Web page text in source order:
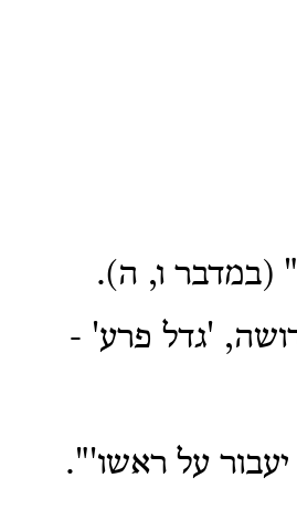
(במדבר ו, ה).
'גדל פרע' -
על ראשו'".